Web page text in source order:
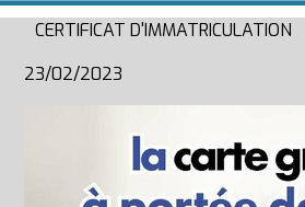
CERTIFICAT D'IMMATRICULATION
23/02/2023